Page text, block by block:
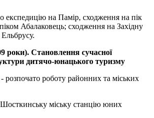
експедицію на Памір, сходження на пік
Абалаковець; сходження на Західну
роки). Становлення сучасної
дитячо-юнацького туризму
розпочато роботу районних та міських
Шосткинську міську станцію юних